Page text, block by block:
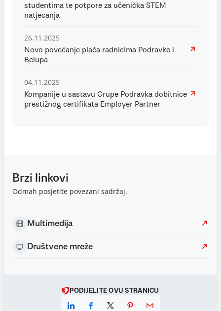
studentima te potpore za učenička STEM
natjecanja
26.11.2025
Novo povećanje plaća radnicima Podravke i
Belupa
04.11.2025
Kompanije u sastavu Grupe Podravka dobitnice
prestižnog certifikata Employer Partner
Brzi linkovi
Odmah posjetite povezani sadržaj.
Multimedija
Društvene mreže
PODIJELITE OVU STRANICU